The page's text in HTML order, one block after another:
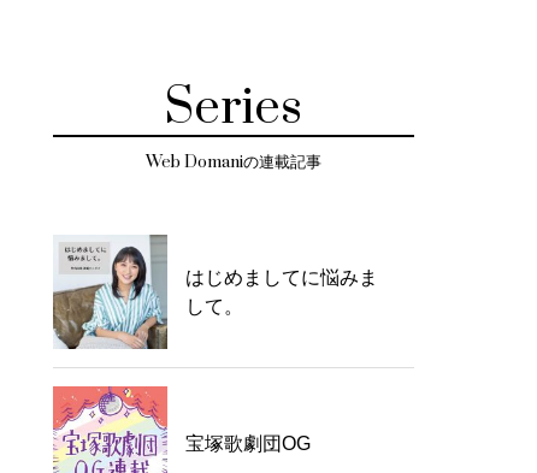
Series
Web Domaniの連載記事
はじめましてに悩みま
して。
宝塚歌劇団OG